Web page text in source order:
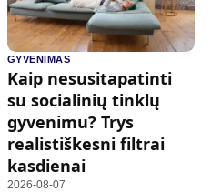
GYVENIMAS
Kaip nesusitapatinti
su socialinių tinklų
gyvenimu? Trys
realistiškesni filtrai
kasdienai
2026-08-07